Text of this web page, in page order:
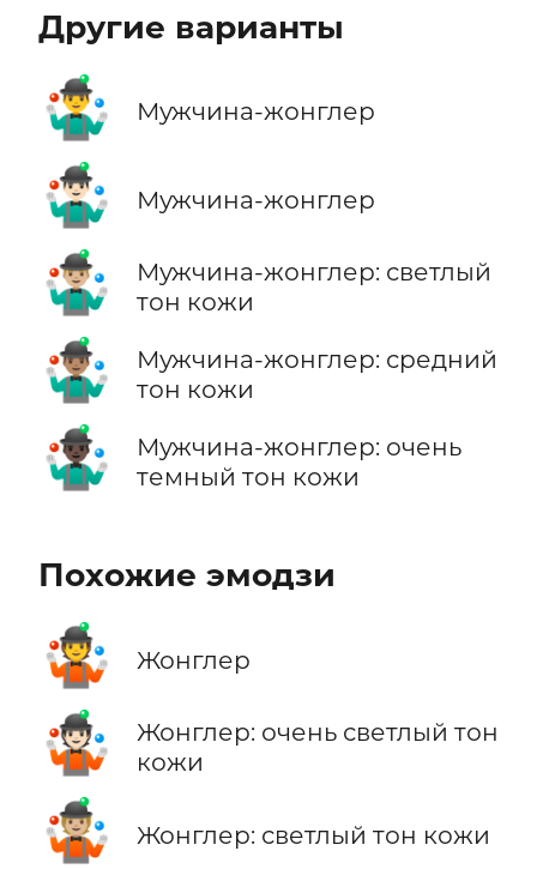
Другие варианты
🤹‍♂️ Мужчина-жонглер
🤹🏻‍♂️ Мужчина-жонглер
🤹🏼‍♂️
Мужчина-жонглер: светлый
тон кожи
🤹🏽‍♂️
Мужчина-жонглер: средний
тон кожи
🤹🏿‍♂️
Мужчина-жонглер: очень
темный тон кожи
Похожие эмодзи
🤹 Жонглер
🤹🏻
Жонглер: очень светлый тон
кожи
🤹🏼 Жонглер: светлый тон кожи